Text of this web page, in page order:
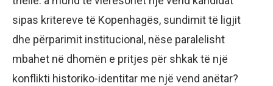
sipas kritereve të Kopenhagës, sundimit të ligjit
dhe përparimit institucional, nëse paralelisht
mbahet në dhomën e pritjes për shkak të një
konflikti historiko-identitar me një vend anëtar?